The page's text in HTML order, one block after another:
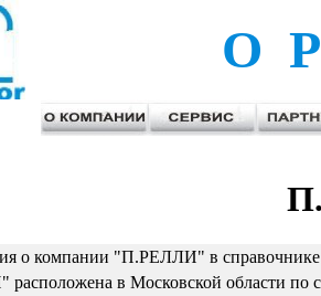
О
о компании "П.РЕЛЛИ" в
в Московской области по